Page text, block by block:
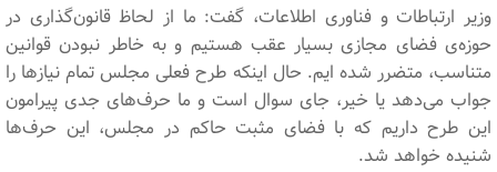
وزیر ارتباطات و فناوری اطلاعات، گفت: ما از لحاظ قانون‌گذاری در
حوزه‌ی فضای مجازی بسیار عقب هستیم و به خاطر نبودن قوانین
متناسب، متضرر شده ایم. حال اینکه طرح فعلی مجلس تمام نیازها را
جواب می‌دهد یا خیر، جای سوال است و ما حرف‌های جدی پیرامون
این طرح داریم که با فضای مثبت حاکم در مجلس، این حرف‌ها
شنیده خواهد شد.